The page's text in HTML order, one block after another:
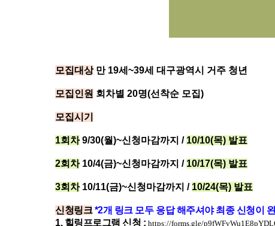
모집대상만 19세~39세 대구광역시 거주 청년
모집인원 회차별 20명(선착순 모집)
모집시기
1회차9/30(월)~신청마감까지 / 10/10(목) 발표
2회차10/4(금)~신청마감까지 / 10/17(목) 발표
3회차10/11(금)~신청마감까지 / 10/24(목) 발표
신청링크 *2개 링크 모두 응답 해주셔야 최종 신청이
1. 힐링프로그램 신청 : https://forms.gle/